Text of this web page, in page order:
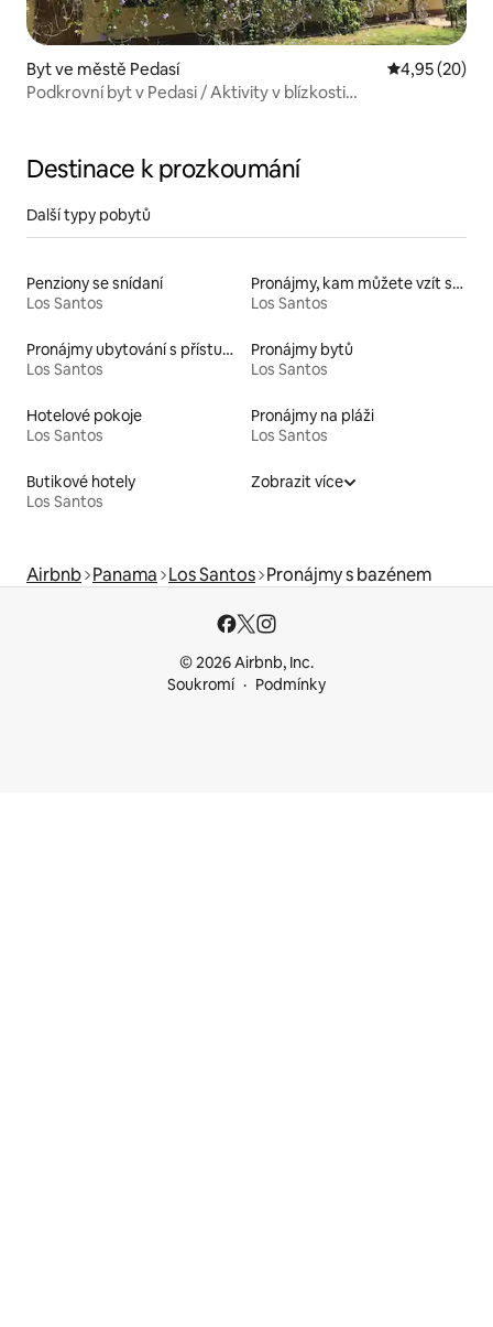
Byt ve městě Pedasí Průměrné
4,95 (20)
Podkrovní byt v Pedasi / Aktivity v blízkosti
Destinace k prozkoumání
Další typy pobytů
Penziony se snídaní
Los Santos
Pronájmy, kam můžete vzít své domácí mazlíčky
Los Santos
Pronájmy ubytování s přístupem na pláž
Los Santos
Pronájmy bytů
Los Santos
Hotelové pokoje
Los Santos
Pronájmy na pláži
Los Santos
Butikové hotely
Los Santos
Zobrazit více
Airbnb Panama Los Santos Pronájmy s bazénem
© 2026 Airbnb, Inc.
Soukromí
Podmínky